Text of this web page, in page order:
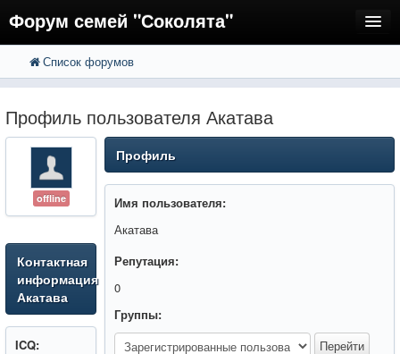
Форум семей "Соколята"
FAQ
Регистрация
Вход
Список форумов
Профиль пользователя Акатава
offline
Контактная
информация
Акатава
ICQ:
Профиль
Имя пользователя:
Акатава
Репутация:
0
Группы: